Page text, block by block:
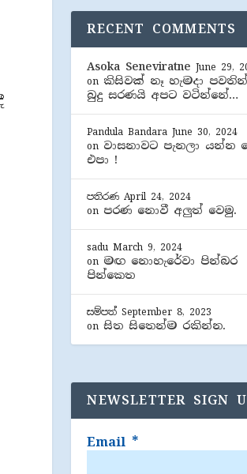
RECENT COMMENTS
Asoka Seneviratne June 29,
on කිසිවක් නෑ හැමදා
බුදු සරණයි අපට වටින්නේ…
Pandula Bandara June 30, 2024
on වාසනාවට පැනලා යන්න
එපා !
පතිරණ April 24, 2024
on පරණ නොවී අලුත් වෙමු.
sadu March 9, 2024
on මඟ නොහැරේවා පින්බර
පින්කෙත
සම්පත් September 8, 2023
onසිත සිතෙන්ම රකින්න.
NEWSLETTER SIGN
Email *